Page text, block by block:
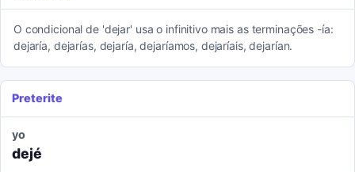
O condicional de 'dejar' usa o infinitivo mais as terminações -ía:
dejaría, dejarías, dejaría, dejaríamos, dejaríais, dejarían.
Preterite
yo
dejé